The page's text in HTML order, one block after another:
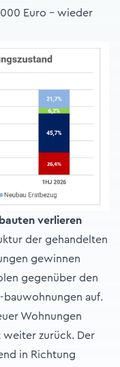
Euro – wieder
verlieren
der gehandelten
gewinnen
gegenüber den
bauwohnungen auf.
Wohnungen
zurück. Der
in Richtung